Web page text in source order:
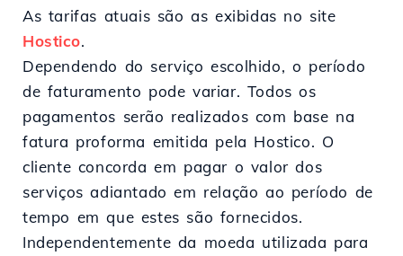
As tarifas atuais são as exibidas no site
Hostico.
Dependendo do serviço escolhido, o período
de faturamento pode variar. Todos os
pagamentos serão realizados com base na
fatura proforma emitida pela Hostico. O
cliente concorda em pagar o valor dos
serviços adiantado em relação ao período de
tempo em que estes são fornecidos.
Independentemente da moeda utilizada para